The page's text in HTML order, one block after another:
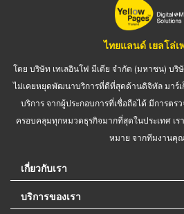
ไทยแลนด์ เยลโล่เ
โดย บริษัท เทเลอินโฟ มีเดีย จำกัด (มหาชน) บริ
ไม่เคยหยุดพัฒนาบริการที่ดีที่สุดด้านดิจิทัล มาร์
บริการ จากผู้ประกอบการที่เชื่อถือได้ มีการต
ครอบคลุมทุกหมวดธุรกิจมากที่สุดในประเทศ เ
หมาย จากทีมงานคุ
เกี่ยวกับเรา
บริการของเรา